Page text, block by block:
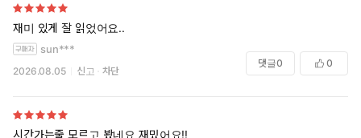
재미 있게 잘 읽었어요..
sun***
2026.08.05 신고 차단
댓글0 0
시간가는줄 모르고 봤네요 재밌어요!!